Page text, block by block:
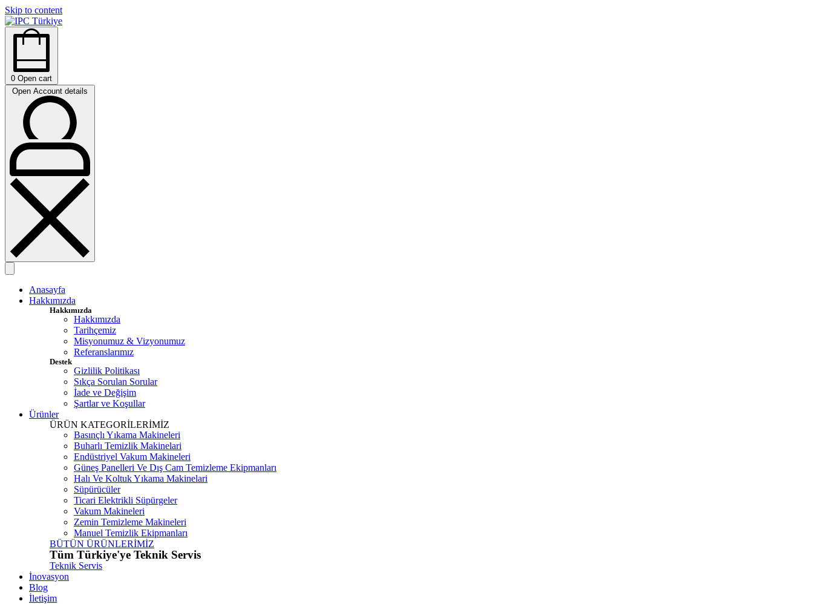
Skip to content
0 Open cart
Open Account details
Anasayfa
Hakkımızda
Hakkımızda
Hakkımızda
Tarihçemiz
Misyonumuz & Vizyonumuz
Referanslarımız
Destek
Gizlilik Politikası
Sıkça Sorulan Sorular
İade ve Değişim
Şartlar ve Koşullar
Ürünler
ÜRÜN KATEGORİLERİMİZ
Basınçlı Yıkama Makineleri
Buharlı Temizlik Makinelari
Endüstriyel Vakum Makineleri
Güneş Panelleri Ve Dış Cam Temizleme Ekipmanları
Halı Ve Koltuk Yıkama Makinelari
Süpürücüler
Ticari Elektrikli Süpürgeler
Vakum Makineleri
Zemin Temizleme Makineleri
Manuel Temizlik Ekipmanları
BÜTÜN ÜRÜNLERİMİZ
Tüm Türkiye'ye Teknik Servis
Teknik Servis
İnovasyon
Blog
İletişim